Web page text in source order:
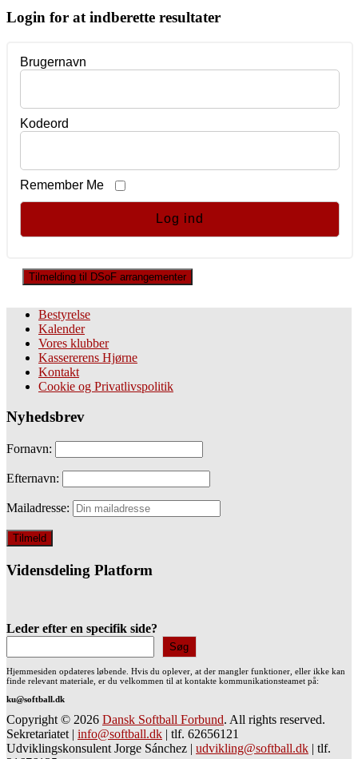
Login for at indberette resultater
Brugernavn
Kodeord
Remember Me
Tilmelding til DSoF arrangementer
Bestyrelse
Kalender
Vores klubber
Kassererens Hjørne
Kontakt
Cookie og Privatlivspolitik
Nyhedsbrev
Fornavn:
Efternavn:
Mailadresse:
Vidensdeling Platform
Leder efter en specifik side?
Søg
Hjemmesiden opdateres løbende. Hvis du oplever, at der mangler funktioner, eller ikke kan
finde relevant materiale, er du velkommen til at kontakte kommunikationsteamet på:
ku@softball.dk
Copyright © 2026 Dansk Softball Forbund. All rights reserved.
Sekretariatet | info@softball.dk | tlf. 62656121
Udviklingskonsulent Jorge Sánchez | udvikling@softball.dk | tlf.